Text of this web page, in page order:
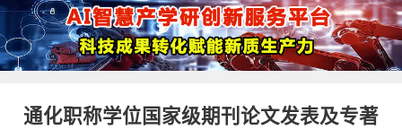
通化职称学位国家级期刊论文发表及专著